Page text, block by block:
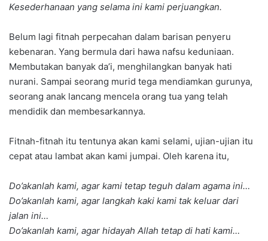
Kesederhanaan yang selama ini kami perjuangkan.
Belum lagi fitnah perpecahan dalam barisan penyeru
kebenaran. Yang bermula dari hawa nafsu keduniaan.
Membutakan banyak da’i, menghilangkan banyak hati
nurani. Sampai seorang murid tega mendiamkan gurunya,
seorang anak lancang mencela orang tua yang telah
mendidik dan membesarkannya.
Fitnah-fitnah itu tentunya akan kami selami, ujian-ujian itu
cepat atau lambat akan kami jumpai. Oleh karena itu,
Do’akanlah kami, agar kami tetap teguh dalam agama ini…
Do’akanlah kami, agar langkah kaki kami tak keluar dari
jalan ini…
Do’akanlah kami, agar hidayah Allah tetap di hati kami…